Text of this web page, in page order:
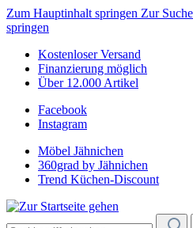
Zum Hauptinhalt springen Zur
springen
Kostenloser Versand
Finanzierung möglich
Über 12.000 Artikel
Facebook
Instagram
Möbel Jähnichen
360grad by Jähnichen
Trend Küchen-Discount